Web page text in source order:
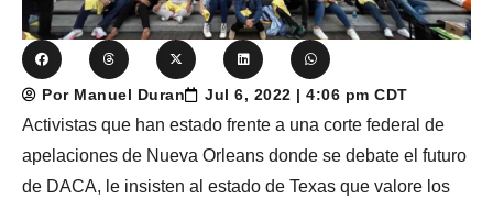
Por Manuel Duran Jul 6, 2022 | 4:06 pm CDT
Activistas que han estado frente a una corte federal de
apelaciones de Nueva Orleans donde se debate el futuro
de DACA, le insisten al estado de Texas que valore los